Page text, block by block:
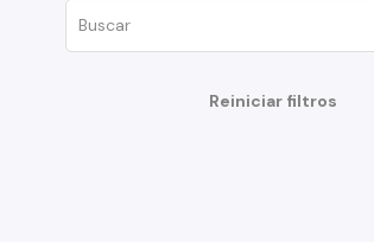
Grand i-10 Sedán
Reiniciar filtros